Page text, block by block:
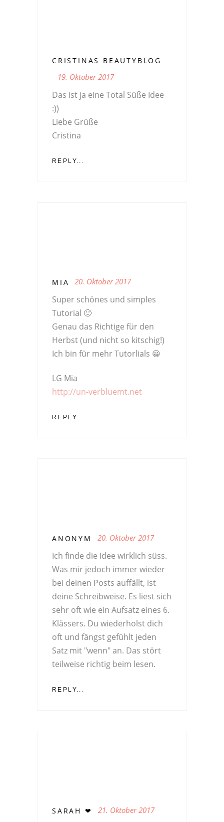
CRISTINAS BEAUTYBLOG
19. Oktober 2017
Das ist ja eine Total Süße Idee
:))
Liebe Grüße
Cristina
REPLY...
MIA 20. Oktober 2017
Super schönes und simples
Tutorial 🙂
Genau das Richtige für den
Herbst (und nicht so kitschig!)
Ich bin für mehr Tutorlials 😀
LG Mia
http://un-verbluemt.net
REPLY...
ANONYM 20. Oktober 2017
Ich finde die Idee wirklich süss.
Was mir jedoch immer wieder
bei deinen Posts auffällt, ist
deine Schreibweise. Es liest sich
sehr oft wie ein Aufsatz eines 6.
Klässers. Du wiederholst dich
oft und fängst gefühlt jeden
Satz mit "wenn" an. Das stört
teilweise richtig beim lesen.
REPLY...
SARAH ❤ 21. Oktober 2017